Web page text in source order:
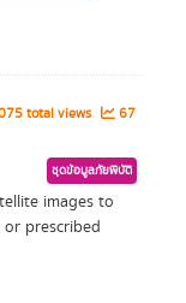
total views
67
ชุดข้อมูลภัยพิบัติ
images to
prescribed